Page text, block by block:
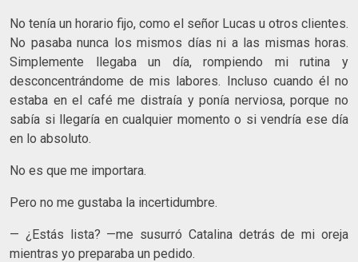
No tenía un horario fijo, como el señor Lucas u otros clientes.
No pasaba nunca los mismos días ni a las mismas horas.
Simplemente llegaba un día, rompiendo mi rutina y
desconcentrándome de mis labores. Incluso cuando él no
estaba en el café me distraía y ponía nerviosa, porque no
sabía si llegaría en cualquier momento o si vendría ese día
en lo absoluto.
No es que me importara.
Pero no me gustaba la incertidumbre.
— ¿Estás lista? —me susurró Catalina detrás de mi oreja
mientras yo preparaba un pedido.